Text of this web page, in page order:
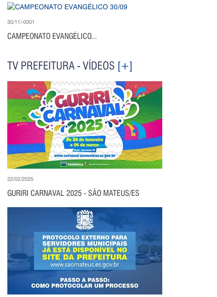
30/11/-0001
CAMPEONATO EVANGÉLICO...
TV PREFEITURA - VÍDEOS [+]
22/02/2025
GURIRI CARNAVAL 2025 - SÃO MATEUS/ES